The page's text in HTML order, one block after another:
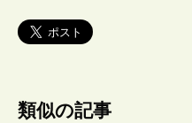
類似の記事